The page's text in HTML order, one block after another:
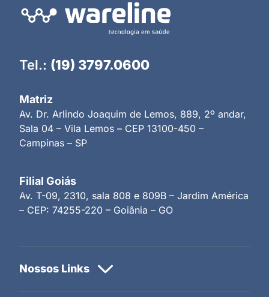
Tel.: (19) 3797.0600
Matriz
Av. Dr. Arlindo Joaquim de Lemos, 889, 2º andar,
Sala 04 – Vila Lemos – CEP 13100-450 –
Campinas – SP
Filial Goiás
Av. T-09, 2310, sala 808 e 809B – Jardim América
– CEP: 74255-220 – Goiânia – GO